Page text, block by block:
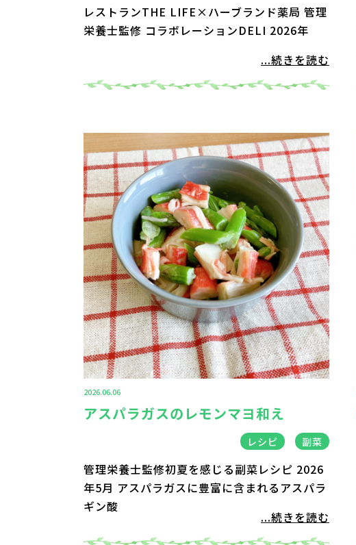
レストランTHE LIFE×ハーブランド薬局 管理
栄養士監修 コラボレーションDELI 2026年
...続きを読む
2026.06.06
アスパラガスのレモンマヨ和え
レシピ 副菜
管理栄養士監修初夏を感じる副菜レシピ 2026
年5月 アスパラガスに豊富に含まれるアスパラ
ギン酸
...続きを読む